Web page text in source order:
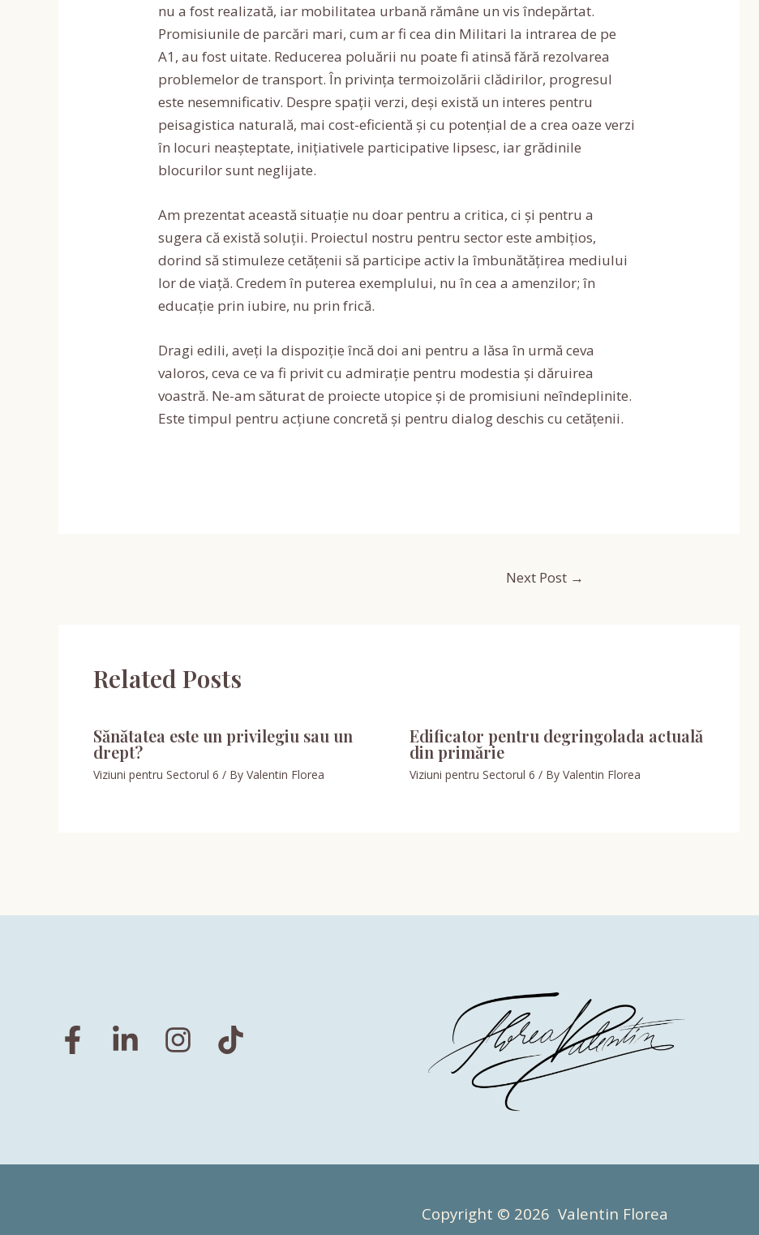
nu a fost realizată, iar mobilitatea urbană rămâne un vis îndepărtat.
Promisiunile de parcări mari, cum ar fi cea din Militari la intrarea de pe
A1, au fost uitate. Reducerea poluării nu poate fi atinsă fără rezolvarea
problemelor de transport. În privința termoizolării clădirilor, progresul
este nesemnificativ. Despre spații verzi, deși există un interes pentru
peisagistica naturală, mai cost-eficientă și cu potențial de a crea oaze verzi
în locuri neașteptate, inițiativele participative lipsesc, iar grădinile
blocurilor sunt neglijate.
Am prezentat această situație nu doar pentru a critica, ci și pentru a
sugera că există soluții. Proiectul nostru pentru sector este ambițios,
dorind să stimuleze cetățenii să participe activ la îmbunătățirea mediului
lor de viață. Credem în puterea exemplului, nu în cea a amenzilor; în
educație prin iubire, nu prin frică.
Dragi edili, aveți la dispoziție încă doi ani pentru a lăsa în urmă ceva
valoros, ceva ce va fi privit cu admirație pentru modestia și dăruirea
voastră. Ne-am săturat de proiecte utopice și de promisiuni neîndeplinite.
Este timpul pentru acțiune concretă și pentru dialog deschis cu cetățenii.
Next Post →
Related Posts
Sănătatea este un privilegiu sau un
drept?
Viziuni pentru Sectorul 6 / By Valentin Florea
Edificator pentru degringolada actuală
din primărie
Viziuni pentru Sectorul 6 / By Valentin Florea
Copyright © 2026 Valentin Florea